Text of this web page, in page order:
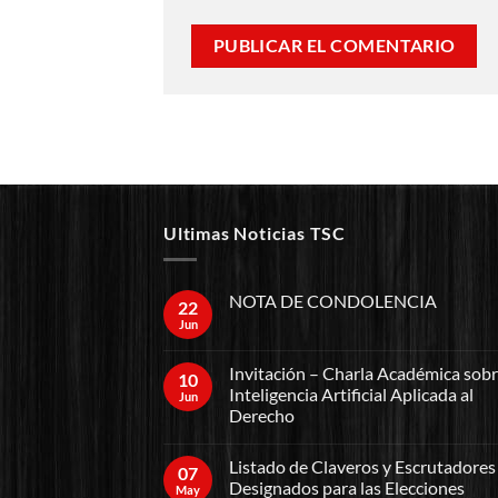
Ultimas Noticias TSC
22
Jun
NOTA DE CONDOLENCIA
10
Jun
Invitación – Charla Académica
Inteligencia Artificial Aplicada al
Derecho
07
May
Listado de Claveros y Escrutadores
Designados para las Elecciones